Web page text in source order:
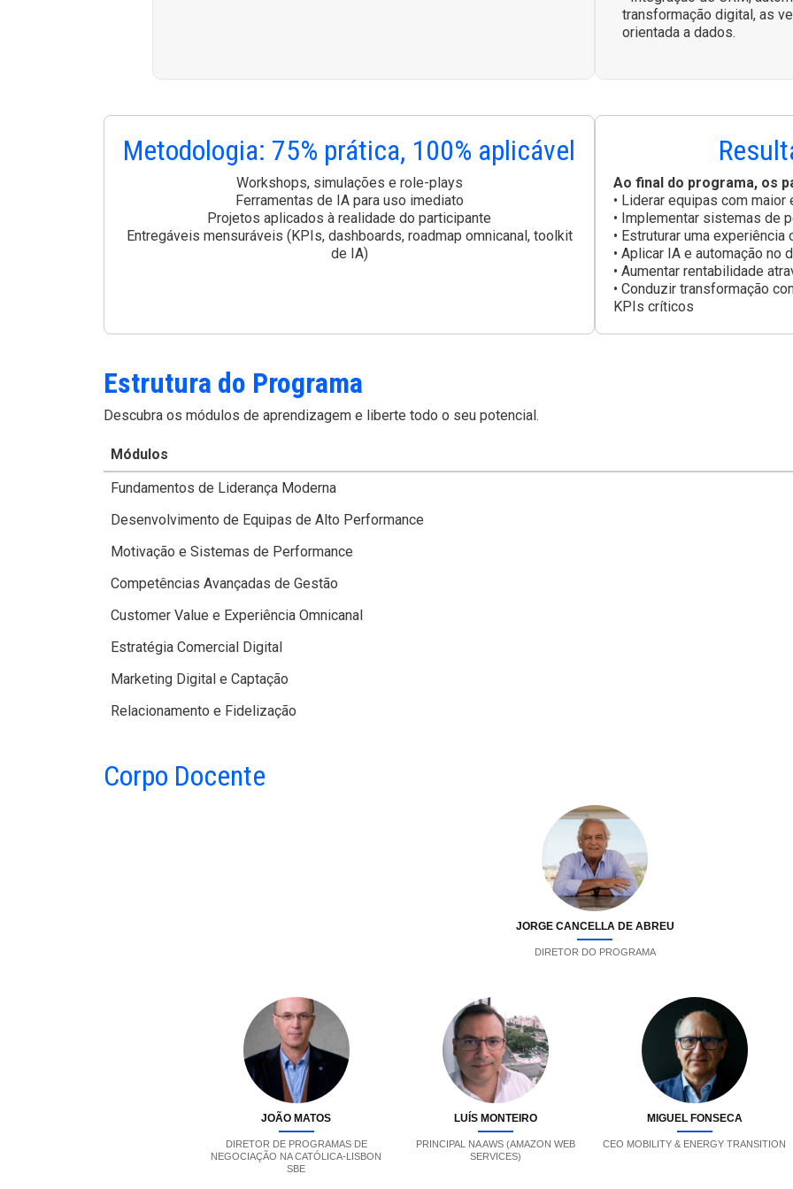
transformação digital, as
orientada a dados.
Metodologia: 75% prática, 100% aplicável
Workshops, simulações e role-plays
Ferramentas de IA para uso imediato
Projetos aplicados à realidade do participante
Entregáveis mensuráveis (KPIs, dashboards, roadmap omnicanal, toolkit
de IA)
Ao final do programa, os
• Liderar equipas com
• Implementar sistemas de
• Estruturar uma
• Aplicar IA e automação no
• Aumentar rentabilidade
• Conduzir transformação
KPIs críticos
Estrutura do Programa
Descubra os módulos de aprendizagem e liberte todo o seu potencial.
Módulos
Fundamentos de Liderança Moderna
Desenvolvimento de Equipas de Alto Performance
Motivação e Sistemas de Performance
Competências Avançadas de Gestão
Customer Value e Experiência Omnicanal
Estratégia Comercial Digital
Marketing Digital e Captação
Relacionamento e Fidelização
Corpo Docente
JORGE CANCELLA DE ABREU
DIRETOR DO PROGRAMA
JOÃO MATOS
DIRETOR DE PROGRAMAS DE
NEGOCIAÇÃO NA CATÓLICA-LISBON
SBE
LUÍS MONTEIRO
PRINCIPAL NA AWS (AMAZON WEB
SERVICES)
MIGUEL FONSECA
CEO MOBILITY & ENERGY TRANSITION